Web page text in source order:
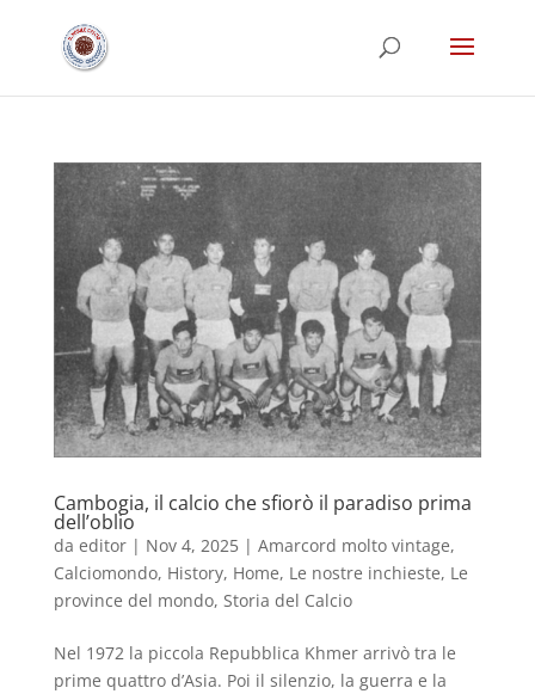
Cambogia, il calcio che sfiorò il paradiso prima
dell’oblio
da editor| Nov 4, 2025| Amarcord molto vintage,
Calciomondo, History, Home, Le nostre inchieste, Le
province del mondo, Storia del Calcio
Nel 1972 la piccola Repubblica Khmer arrivò tra le
prime quattro d’Asia. Poi il silenzio, la guerra e la